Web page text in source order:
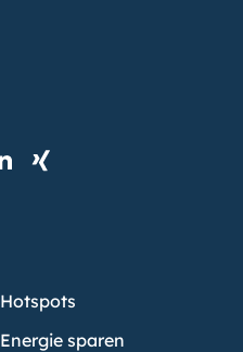
Hotspots
Energie sparen